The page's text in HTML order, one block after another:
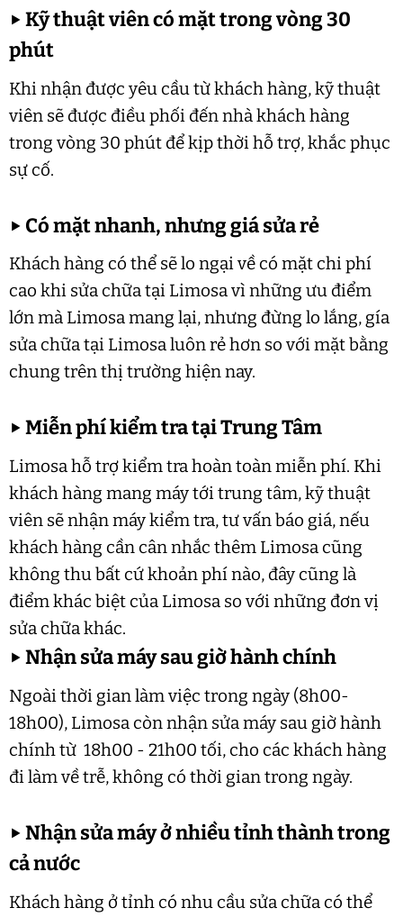
▶Kỹ thuật viên có mặt trong vòng 30
phút
Khi nhận được yêu cầu từ khách hàng, kỹ thuật
viên sẽ được điều phối đến nhà khách hàng
trong vòng 30 phút để kịp thời hỗ trợ, khắc phục
sự cố.
▶ Có mặt nhanh, nhưng giá sửa rẻ
Khách hàng có thể sẽ lo ngại về có mặt chi phí
cao khi sửa chữa tại Limosa vì những ưu điểm
lớn mà Limosa mang lại, nhưng đừng lo lắng, gía
sửa chữa tại Limosa luôn rẻ hơn so với mặt bằng
chung trên thị trường hiện nay.
▶Miễn phí kiểm tra tại Trung Tâm
Limosa hỗ trợ kiểm tra hoàn toàn miễn phí. Khi
khách hàng mang máy tới trung tâm, kỹ thuật
viên sẽ nhận máy kiểm tra, tư vấn báo giá, nếu
khách hàng cần cân nhắc thêm Limosa cũng
không thu bất cứ khoản phí nào, đây cũng là
điểm khác biệt của Limosa so với những đơn vị
sửa chữa khác.
▶Nhận sửa máy sau giờ hành chính
Ngoài thời gian làm việc trong ngày (8h00-
18h00), Limosa còn nhận sửa máy sau giờ hành
chính từ 18h00 - 21h00 tối, cho các khách hàng
đi làm về trễ, không có thời gian trong ngày.
▶Nhận sửa máy ở nhiều tỉnh thành trong
cả nước
Khách hàng ở tỉnh có nhu cầu sửa chữa có thể